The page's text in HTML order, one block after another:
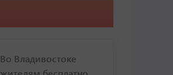
Во Владивостоке